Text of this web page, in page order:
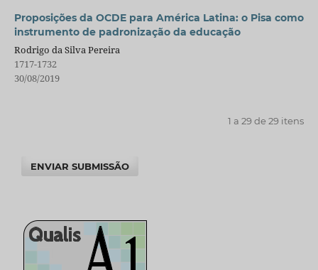
Proposições da OCDE para América Latina: o Pisa como
instrumento de padronização da educação
Rodrigo da Silva Pereira
1717-1732
30/08/2019
1 a 29 de 29 itens
ENVIAR SUBMISSÃO